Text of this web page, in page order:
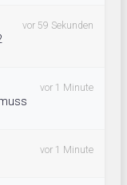
vor 59 Sekunden
vor 1 Minute
vor 1 Minute